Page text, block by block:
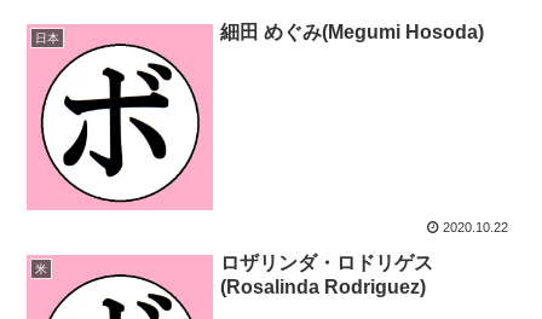
日本 細田 めぐみ(Megumi Hosoda)
2020.10.22
米
ロザリンダ・ロドリゲス
(Rosalinda Rodriguez)